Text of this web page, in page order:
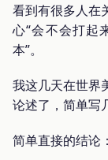
看到有很多人在
心“会不会打起
本”。
我这几天在世界
论述了，简单写
简单直接的结论